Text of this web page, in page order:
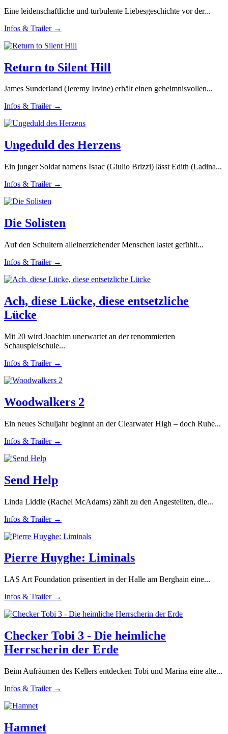
Eine leidenschaftliche und turbulente Liebesgeschichte vor der...
Infos & Trailer →
Return to Silent Hill
James Sunderland (Jeremy Irvine) erhält einen geheimnisvollen...
Infos & Trailer →
Ungeduld des Herzens
Ein junger Soldat namens Isaac (Giulio Brizzi) lässt Edith (Ladina...
Infos & Trailer →
Die Solisten
Auf den Schultern alleinerziehender Menschen lastet gefühlt...
Infos & Trailer →
Ach, diese Lücke, diese entsetzliche
Lücke
Mit 20 wird Joachim unerwartet an der renommierten
Schauspielschule...
Infos & Trailer →
Woodwalkers 2
Ein neues Schuljahr beginnt an der Clearwater High – doch Ruhe...
Infos & Trailer →
Send Help
Linda Liddle (Rachel McAdams) zählt zu den Angestellten, die...
Infos & Trailer →
Pierre Huyghe: Liminals
LAS Art Foundation präsentiert in der Halle am Berghain eine...
Infos & Trailer →
Checker Tobi 3 - Die heimliche
Herrscherin der Erde
Beim Aufräumen des Kellers entdecken Tobi und Marina eine alte...
Infos & Trailer →
Hamnet